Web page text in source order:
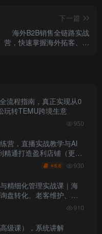
下一篇
海外B2B销售全链路实战
营，快速掌握海外拓客、渠
流程指南，真正实现从0
玩转TEMU跨境生意
950
营，直播实战教学与AI
精通打造盈利店铺（更新
￥6.6 930
精细化管理实战课｜海
盘转化、老客维护、客
程
910
级课），系统讲解